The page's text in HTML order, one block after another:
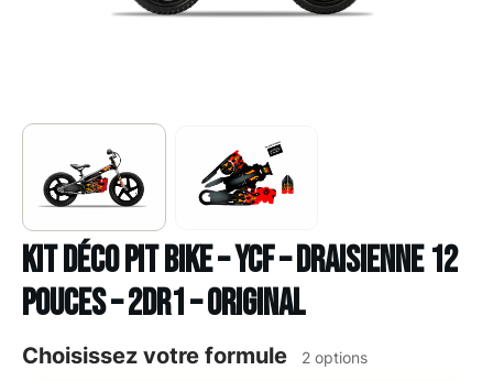
Kit déco Pit bike – YCF – DRAISIENNE 12
POUCES – 2DR1 – ORIGINAL
Choisissez votre formule 2 options